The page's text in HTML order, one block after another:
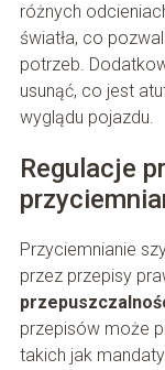
różnych
światła, co
potrzeb.
usunąć, co jest
wyglądu pojazdu.
Regulacje
Przyciemnianie
przez przepisy
przepisów może
takich jak